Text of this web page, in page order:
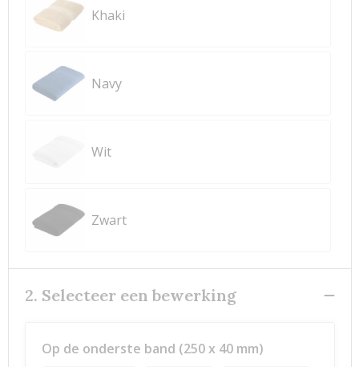
Khaki
Navy
Wit
Zwart
2. Selecteer een bewerking
Op de onderste band (250 x 40 mm)